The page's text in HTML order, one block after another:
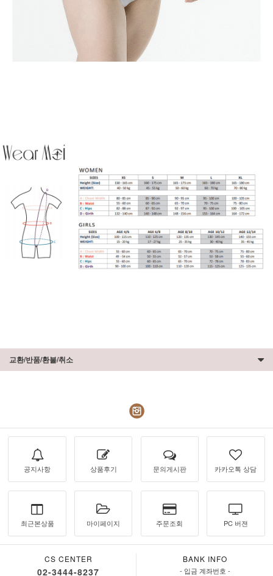
교환/반품/환불/취소
공지사항 상품후기 문의게시판 카카오톡 상담
최근본상품 마이페이지 주문조회 PC 버젼
CS CENTER
02-3444-8237
BANK INFO
- 입금 계좌번호 -